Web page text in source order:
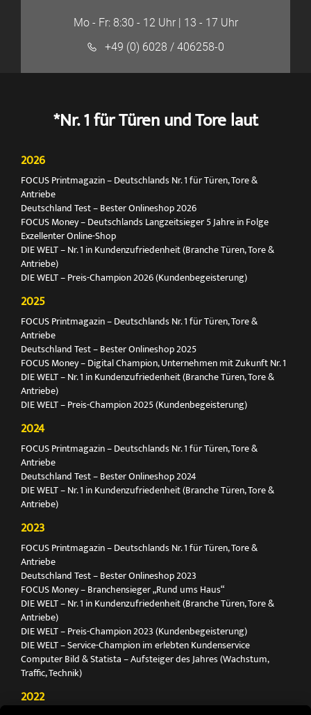
Mo - Fr: 8:30 - 12 Uhr | 13 - 17 Uhr
+49 (0) 6028 / 406258-0
*Nr. 1 für Türen und Tore laut
2026
FOCUS Printmagazin – Deutschlands Nr. 1 für Türen, Tore &
Antriebe
Deutschland Test – Bester Onlineshop 2026
FOCUS Money – Deutschlands Langzeitsieger 5 Jahre in Folge
Exzellenter Online-Shop
DIE WELT – Nr. 1 in Kundenzufriedenheit (Branche Türen, Tore &
Antriebe)
DIE WELT – Preis-Champion 2026 (Kundenbegeisterung)
2025
FOCUS Printmagazin – Deutschlands Nr. 1 für Türen, Tore &
Antriebe
Deutschland Test – Bester Onlineshop 2025
FOCUS Money – Digital Champion, Unternehmen mit Zukunft Nr. 1
DIE WELT – Nr. 1 in Kundenzufriedenheit (Branche Türen, Tore &
Antriebe)
DIE WELT – Preis-Champion 2025 (Kundenbegeisterung)
2024
FOCUS Printmagazin – Deutschlands Nr. 1 für Türen, Tore &
Antriebe
Deutschland Test – Bester Onlineshop 2024
DIE WELT – Nr. 1 in Kundenzufriedenheit (Branche Türen, Tore &
Antriebe)
2023
FOCUS Printmagazin – Deutschlands Nr. 1 für Türen, Tore &
Antriebe
Deutschland Test – Bester Onlineshop 2023
FOCUS Money – Branchensieger „Rund ums Haus“
DIE WELT – Nr. 1 in Kundenzufriedenheit (Branche Türen, Tore &
Antriebe)
DIE WELT – Preis-Champion 2023 (Kundenbegeisterung)
DIE WELT – Service-Champion im erlebten Kundenservice
Computer Bild & Statista – Aufsteiger des Jahres (Wachstum,
Traffic, Technik)
2022